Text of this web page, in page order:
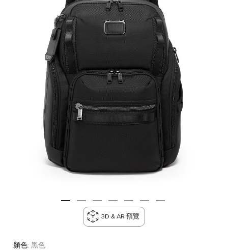
3D & AR 預覽
顏色: 黑色